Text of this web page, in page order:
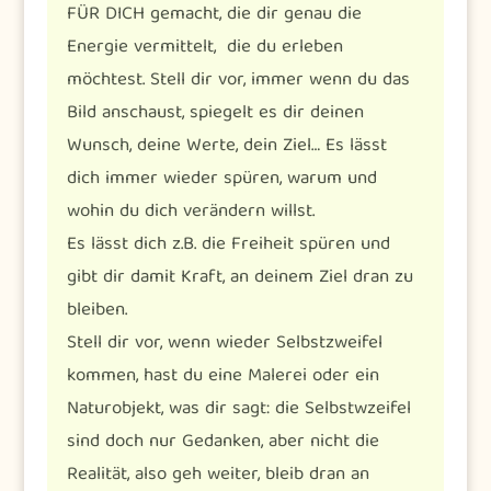
FÜR DICH gemacht, die dir genau die
Energie vermittelt, die du erleben
möchtest. Stell dir vor, immer wenn du das
Bild anschaust, spiegelt es dir deinen
Wunsch, deine Werte, dein Ziel… Es lässt
dich immer wieder spüren, warum und
wohin du dich verändern willst.
Es lässt dich z.B. die Freiheit spüren und
gibt dir damit Kraft, an deinem Ziel dran zu
bleiben.
Stell dir vor, wenn wieder Selbstzweifel
kommen, hast du eine Malerei oder ein
Naturobjekt, was dir sagt: die Selbstwzeifel
sind doch nur Gedanken, aber nicht die
Realität, also geh weiter, bleib dran an